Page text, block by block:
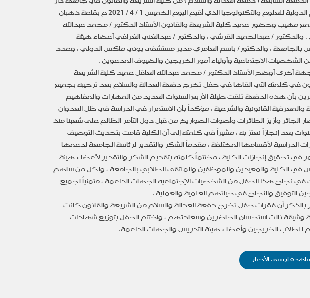
السلام الدولية للعلوم والتكنولوجيا الذي أقيم اليوم الخميس 1 / 4 / 2021 م بقاعة ذهبان
مهيب وحضور عميد كلية الشريعة والقانون الأستاذ الدكتور / محمد عبدالله
، والدكتور / عبدالحميد القرشي ، والدكتور / عبدالغني الغرافي أعضاء هيئة
بالجامعة ، والدكتور/ باسم العامري مدير مستشفى يوني ماكس الدولي ، وعدد
الشخصيات الاجتماعية وأولياء أمور الخريجين والضيوف المدعوين .
أخرى أوضح الأستاذ الدكتور / محمد عبدالله العاقل عميد كلية الشريعة
في كلمته التي القاها في حفل تخرج دفعة العدالة والسلام بعد ترحيبه بجميع
بأن هذه الدفعة تلقت طيلة الأربع السنوات العديد من المهارات والمفاهيم
والمعرفية القانونية والشرعية ، مؤكداً بأن الاستمرار في الدراسة في ظل العدوان
الجائر وأزيز الطائرات وأصوات الصواريخ من قبل دول التآمر الظالم على شعبنا منذ
يعد إنجازاً نعتز به ، مشيراً في كلمته إلى أن الكلية قامت بتحديث التوصيف
الدراسية لأقسامها المختلفة ، مقدماً الشكر والتقدير لرئاسة الجامعة لدعمها
في تحقيق إنجازات الكلية ، مختتماً كلمته بتقديم الشكر والتقدير لأعضاء هيئة
في الكلية والمعيدين والموظفين والملتقى الطلابي بالجامعة ، ولكل من ساهم
في نجاح هذا الحفل من الشخصيات الإجتماعيه الجهات الداعمة ، متمنياً لجميع
التوفيق والنجاح في حياتهم العلمية والعملية .
بالذكر أن فقرات حفل تخرج دفعة العدالة والسلام من الشريعة والقانون كانت
وشيقة نالت استحسان الحاضرين وسعادتهم ، واختتم الحفل بتوزيع شهادات
للطلاب الخريجين وأعضاء هيئة التدريس والجهات الداعمة.
إرشيف الأخبار